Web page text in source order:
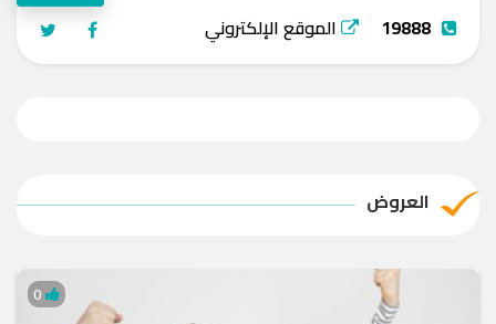
19888 الموقع الإلكتروني
العروض